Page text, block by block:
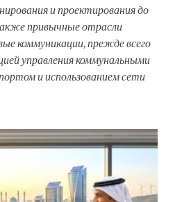
и проектирования до
привычные отрасли
коммуникации, прежде всего
управления коммунальными
и использованием сети